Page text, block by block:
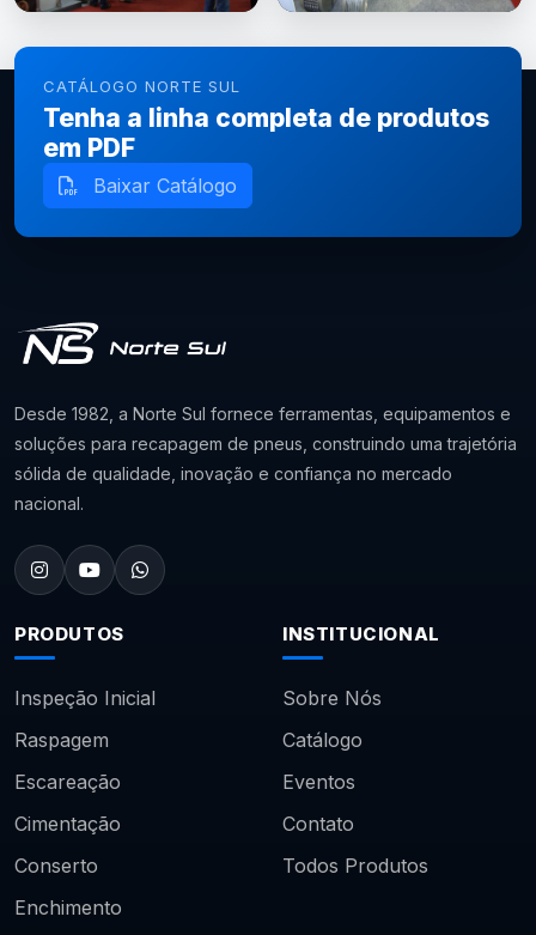
CATÁLOGO NORTE SUL
Tenha a linha completa de produtos
em PDF
Baixar Catálogo
Desde 1982, a Norte Sul fornece ferramentas, equipamentos e
soluções para recapagem de pneus, construindo uma trajetória
sólida de qualidade, inovação e confiança no mercado
nacional.
PRODUTOS
Inspeção Inicial
Raspagem
Escareação
Cimentação
Conserto
Enchimento
INSTITUCIONAL
Sobre Nós
Catálogo
Eventos
Contato
Todos Produtos